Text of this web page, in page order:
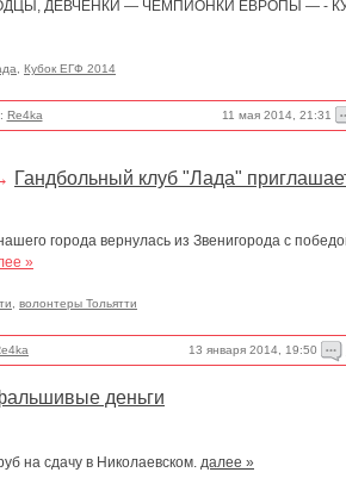
ДЕВЧЁНКИ — ЧЕМПИОНКИ ЕВРОПЫ — -
Кубок ЕГФ 2014
Re4ka 11 мая 2014, 21:31
Гандбольный клуб "Лада"
города вернулась из Звенигорода с
»
волонтеры Тольятти
13 января 2014, 19:50
деньги
на сдачу в Николаевском. далее »